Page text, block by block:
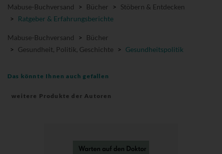
Mabuse-Buchversand > Bücher > Stöbern & Entdecken
> Ratgeber & Erfahrungsberichte
Mabuse-Buchversand > Bücher
> Gesundheit, Politik, Geschichte > Gesundheitspolitik
Das könnte Ihnen auch gefallen
weitere Produkte der Autoren